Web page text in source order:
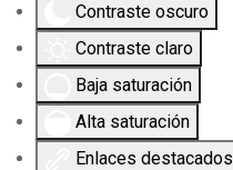
Contraste oscuro
Contraste claro
Baja saturación
Alta saturación
Enlaces destacados